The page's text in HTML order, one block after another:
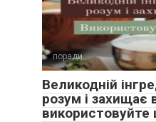
поради
Великодній
розум і захищає
використовуйте